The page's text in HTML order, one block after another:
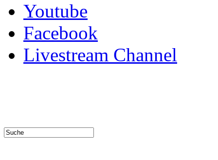
Youtube
Facebook
Livestream Channel